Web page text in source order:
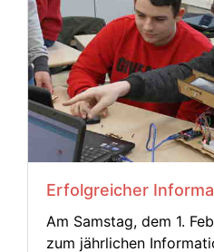
Erfolgreicher
Am Samstag, dem 1.
zum jährlichen